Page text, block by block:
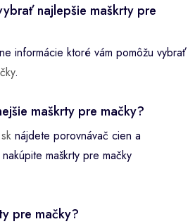
najlepšie maškrty pre
informácie ktoré vám pomôžu vybrať
.
maškrty pre mačky?
nájdete porovnávač cien a
maškrty pre mačky
pre mačky?